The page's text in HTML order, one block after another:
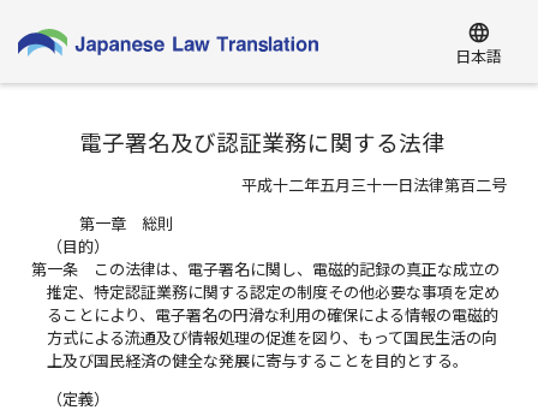
language
日本語
電子署名及び認証業務に関する法律
平成十二年五月三十一日法律第百二号
第一章 総則
（目的）
第一条
この法律は、電子署名に関し、電磁的記録の真正な成立の
推定、特定認証業務に関する認定の制度その他必要な事項を定め
ることにより、電子署名の円滑な利用の確保による情報の電磁的
方式による流通及び情報処理の促進を図り、もって国民生活の向
上及び国民経済の健全な発展に寄与することを目的とする。
（定義）